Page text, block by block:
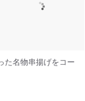
た名物串揚げをコー